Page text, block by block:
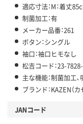
適応寸法：M：着丈
制菌加工：有
メーカー品番：261
ボタン：シングル
袖口：袖口ヒモなし
松吉コード：23-
主な機能：制菌加工
ブランド：KAZEN（カ
JANコード